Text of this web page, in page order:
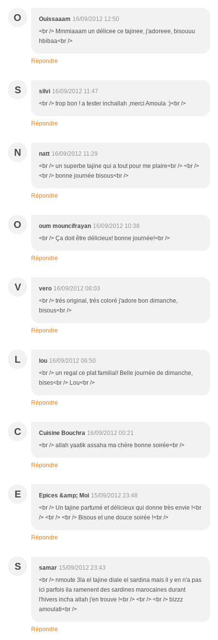
O Ouissaaam 16/09/2012 12:50
<br /> Mmmiaaam un délicee ce tajinee, j'adoreee, bisouuu
hbibaa<br />
Répondre
S silvi 16/09/2012 11:47
<br /> trop bon ! a tester inchallah ,merci Amoula :)<br />
Répondre
N natt 16/09/2012 11:29
<br /> un superbe tajine qui a tout pour me plaire<br /> <br />
<br /> bonne journée bisous<br />
Répondre
O oum mouncifrayan 16/09/2012 10:38
<br /> Ça doit être délicieux! bonne journée!<br />
Répondre
V vero 16/09/2012 08:03
<br /> trés original, trés coloré j'adore bon dimanche,
bisous<br />
Répondre
L lou 16/09/2012 06:50
<br /> un regal ce plat familial! Belle journée de dimanche,
bises<br /> Lou<br />
Répondre
C Cuisine Bouchra 16/09/2012 00:21
<br /> allah yaatik assaha ma chère bonne soirée<br />
Répondre
E Epices &amp; Moi 15/09/2012 23:48
<br /> Un tajine parfumé et délicieux qui donne très envie !<br
/> <br /> <br /> Bisous et une douce soirée !<br />
Répondre
S samar 15/09/2012 23:43
<br /> nmoute 3la el tajine diale el sardina mais il y en n'a pas
ici parfois ila ramenent des sardines marocaines durant
l'hivers incha allah j'en trouve !<br /> <br /> <br /> bizzz
amoulati<br />
Répondre